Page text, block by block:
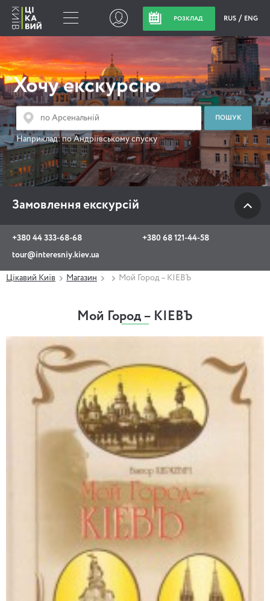
РОЗКЛАД RUS ENG
Хочу екскурсію
Наприклад:по Андріївському спуску
Замовлення екскурсій
+380 44 333-68-68
+380 68 121-44-58
tour@interesniy.kiev.ua
Замовлення
екскурсій
+380 44 333-68-68
+380 68 121-44-58
tour@interesniy.kiev.ua
з 10.00 до 19:30 щоденно
Viber WhatsApp
Цікавий Київ Магазин Мой Город – КІЕВЪ
Мой Город – КІЕВЪ